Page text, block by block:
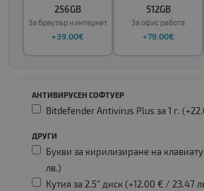
256GB
За браузър и интернет
+39.00€
512GB
За офис работа
+79.00€
АНТИВИРУСЕН СОФТУЕР
Bitdefender Antivirus Plus за 1 г.
ДРУГИ
Букви за кирилизиране на
лв.)
Кутия за 2.5" диск (+12.00 € / 23.47